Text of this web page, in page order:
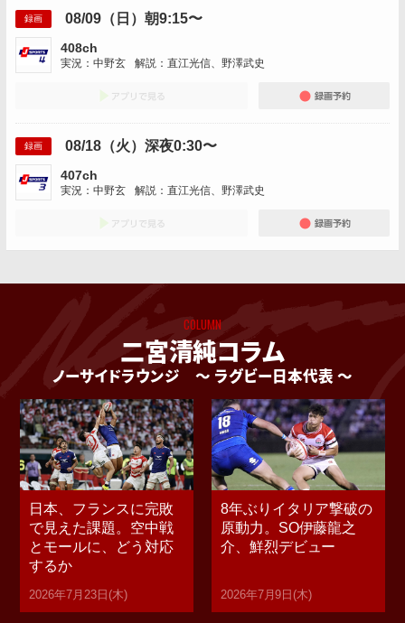
録画 08/09（日）朝9:15〜
408ch
実況：中野玄 解説：直江光信、野澤武史
録画 08/18（火）深夜0:30〜
407ch
実況：中野玄 解説：直江光信、野澤武史
二宮清純コラム
ノーサイドラウンジ 〜 ラグビー日本代表 〜
COLUMN
日本、フランスに完敗
で見えた課題。空中戦
とモールに、どう対応
するか
2026年7月23日(木)
8年ぶりイタリア撃破の
原動力。SO伊藤龍之
介、鮮烈デビュー
2026年7月9日(木)